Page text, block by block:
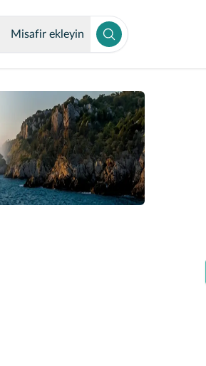
Misafir ekleyin